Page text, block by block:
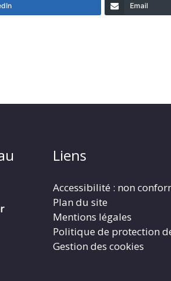
Email
Liens
Accessibilité : non
Plan du site
Mentions légales
Politique de protection
Gestion des cookies